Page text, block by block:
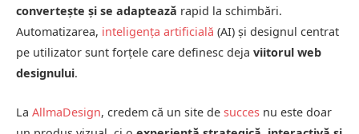
convertește și se adaptează rapid la schimbări.
Automatizarea, inteligența artificială (AI) și designul centrat
pe utilizator sunt forțele care definesc deja viitorul web
designului.
La AllmaDesign, credem că un site de succes nu este doar